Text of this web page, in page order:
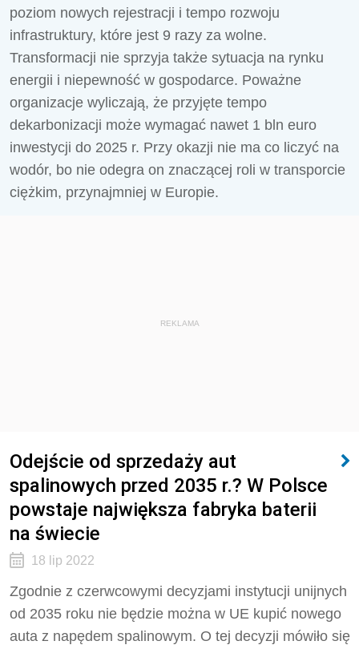
poziom nowych rejestracji i tempo rozwoju
infrastruktury, które jest 9 razy za wolne.
Transformacji nie sprzyja także sytuacja na rynku
energii i niepewność w gospodarce. Poważne
organizacje wyliczają, że przyjęte tempo
dekarbonizacji może wymagać nawet 1 bln euro
inwestycji do 2025 r. Przy okazji nie ma co liczyć na
wodór, bo nie odegra on znaczącej roli w transporcie
ciężkim, przynajmniej w Europie.
REKLAMA
Odejście od sprzedaży aut
spalinowych przed 2035 r.? W Polsce
powstaje największa fabryka baterii
na świecie
18 lip 2022
Zgodnie z czerwcowymi decyzjami instytucji unijnych
od 2035 roku nie będzie można w UE kupić nowego
auta z napędem spalinowym. O tej decyzji mówiło się